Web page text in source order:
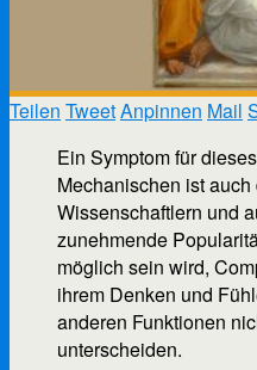
Teilen TweetAnpinnen Mail
Ein Symptom für
Mechanischen ist
Wissenschaftlern und
zunehmende
möglich sein wird,
ihrem Denken und
anderen Funktionen
unterscheiden.